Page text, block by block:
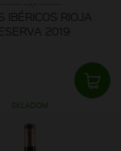
IBÉRICOS RIOJA
2019
SKLADOM